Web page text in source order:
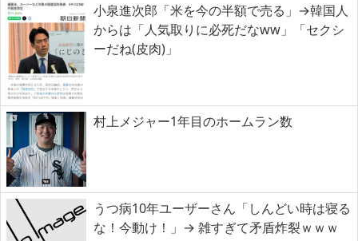
小泉進次郎「米を今の半額で売る」→韓国人
からは「人気取りに必死だなww」「セクシ
ーだね(皮肉)」
村上メジャー1年目のホームラン数
うつ病10年ユーザーさん「しんどい時は寝る
な！今動け！」→ 雑すぎて矛盾炸裂ｗｗｗ